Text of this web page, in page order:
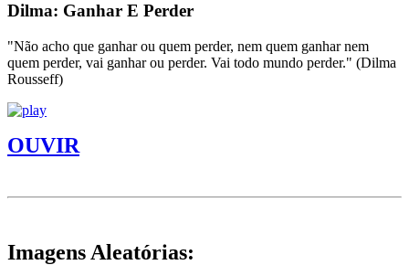
Dilma: Ganhar E Perder
"Não acho que ganhar ou quem perder, nem quem ganhar nem
quem perder, vai ganhar ou perder. Vai todo mundo perder." (Dilma
Rousseff)
OUVIR
Imagens Aleatórias: